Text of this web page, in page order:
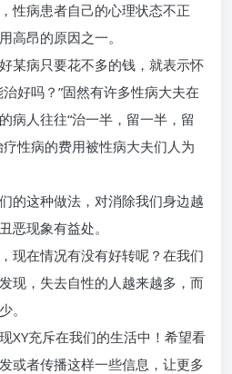
性病患者自己的心理状态不正
高昂的原因之一。
某病只要花不多的钱，就表示怀
好吗？”固然有许多性病大夫在
病人往往“治一半，留一半，留
性病的费用被性病大夫们人为
的这种做法，对消除我们身边越
恶现象有益处。
现在情况有没有好转呢？在我们
现，失去自性的人越来越多，而
。
XY充斥在我们的生活中！希望看
或者传播这样一些信息，让更多